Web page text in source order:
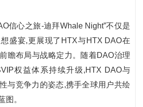
信心之旅-迪拜Whale Night”不仅是
盛宴,更展现了HTX与HTX DAO在
瞻布局与战略定力。随着DAO治理
权益体系持续升级,HTX DAO与
与竞争力的姿态,携手全球用户共绘
图。